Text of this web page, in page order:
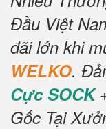
Đầu Việt
đãi lớn khi
WELKO.
Cực SOCK
Gốc Tại